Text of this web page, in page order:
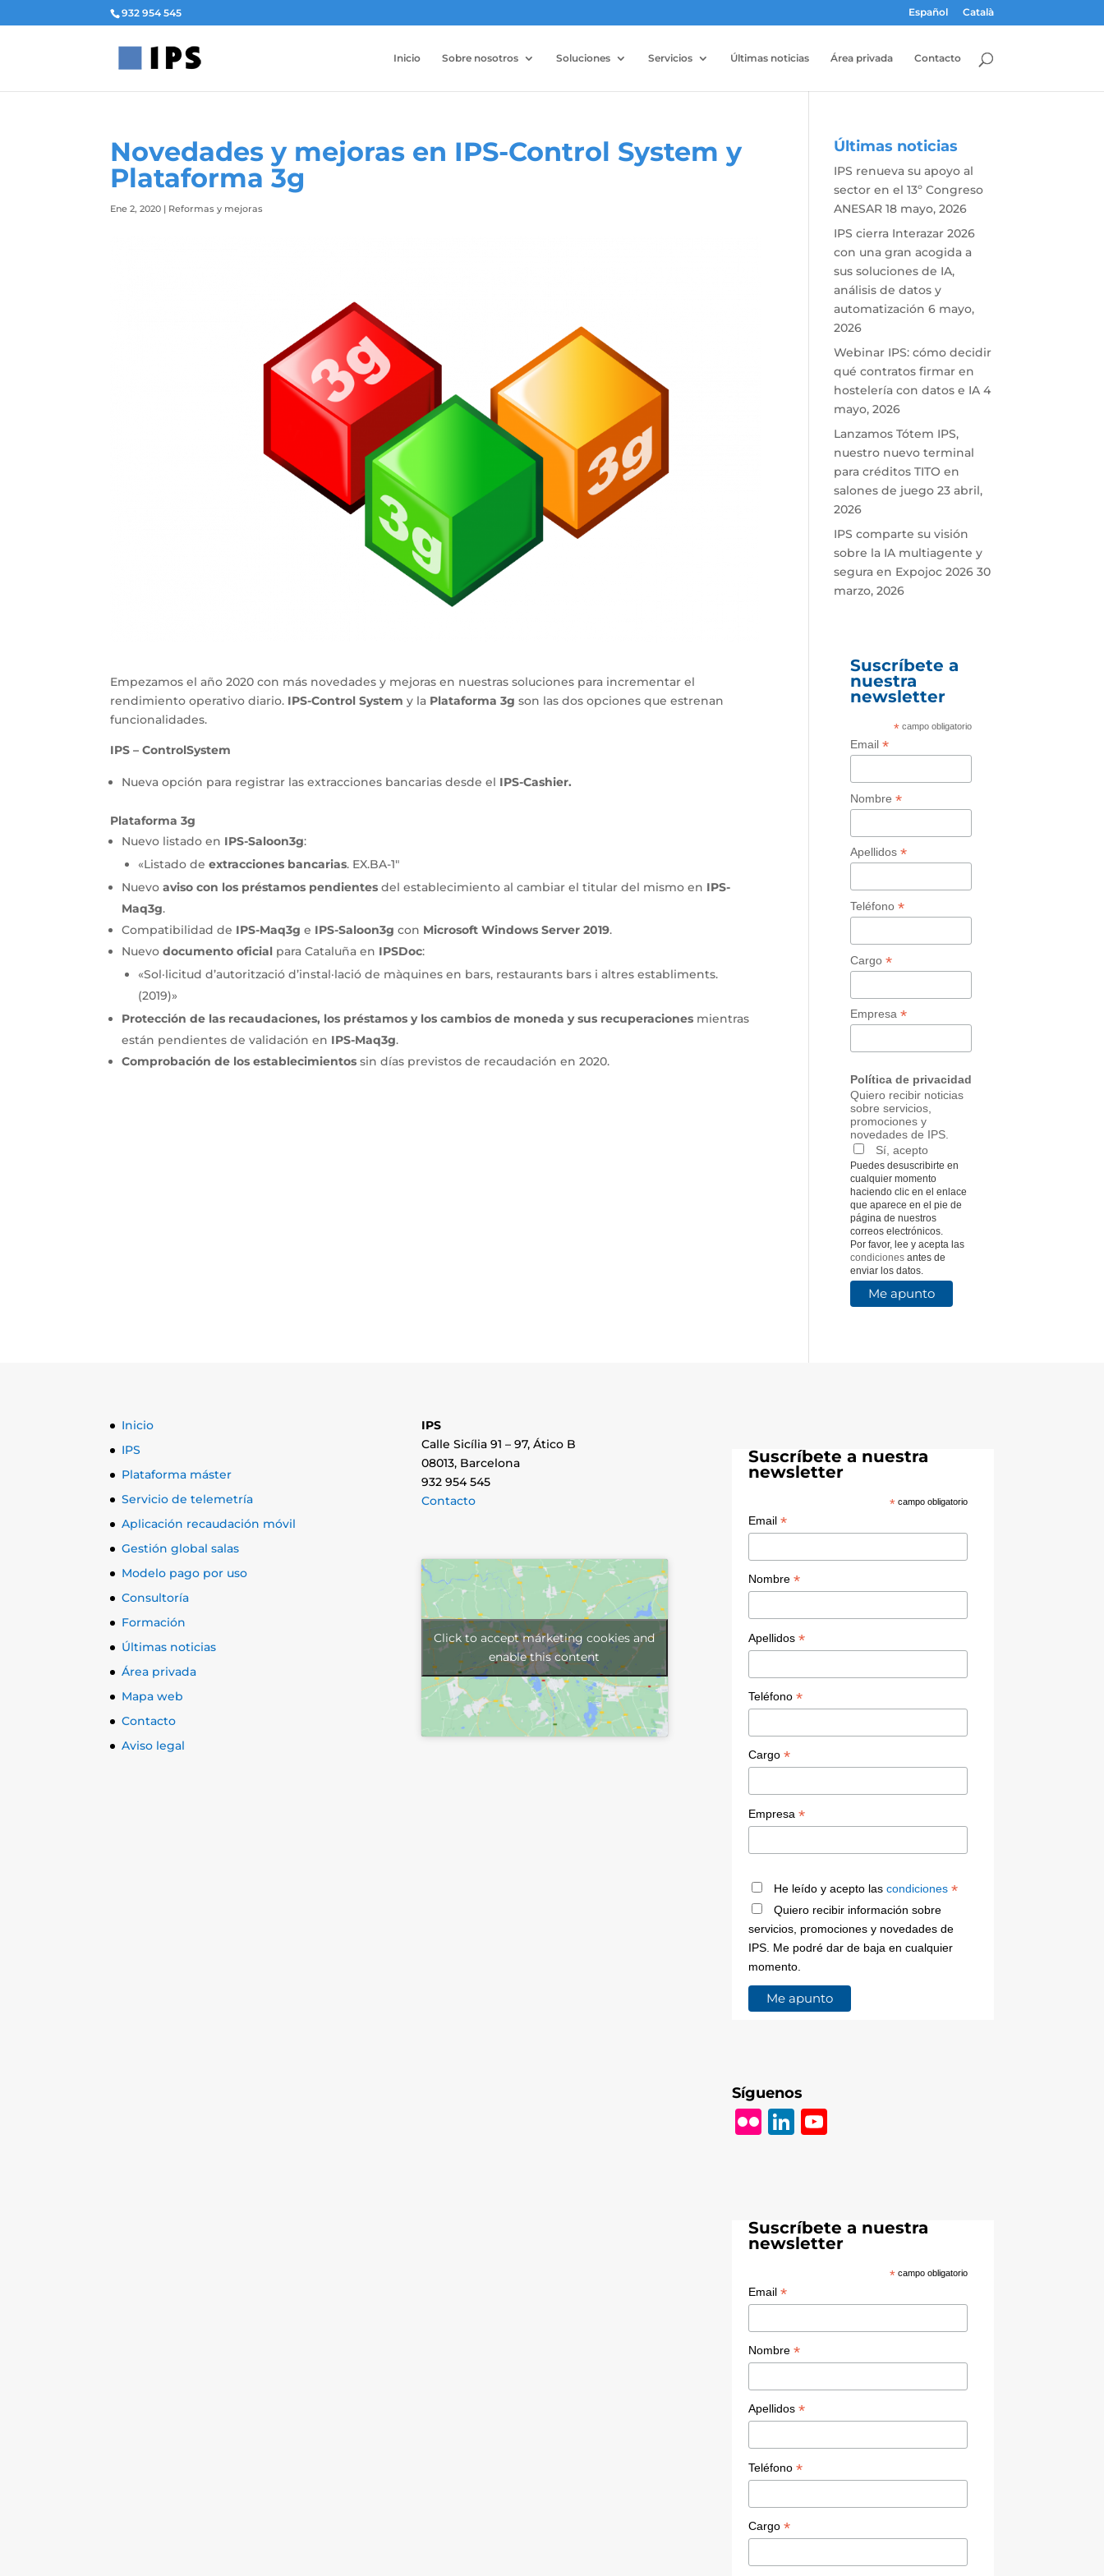
932 954 545 Español Català
Inicio Sobre nosotros Soluciones Servicios Últimas noticias Área privada Contacto
Novedades y mejoras en IPS-Control System y
Plataforma 3g
Ene 2, 2020 | Reformas y mejoras
Empezamos el año 2020 con más novedades y mejoras en nuestras soluciones para incrementar el
rendimiento operativo diario. IPS-Control System y la Plataforma 3g son las dos opciones que estrenan
funcionalidades.
IPS – ControlSystem
Nueva opción para registrar las extracciones bancarias desde el IPS-Cashier.
Plataforma 3g
Nuevo listado en IPS-Saloon3g:
«Listado deextracciones bancarias. EX.BA-1″
Nuevoaviso con los préstamos pendientes del establecimiento al cambiar el titular del mismo en IPS-
Maq3g.
Compatibilidad de IPS-Maq3g e IPS-Saloon3g con Microsoft Windows Server 2019.
Nuevodocumento oficial para Cataluña en IPSDoc:
«Sol·licitud d’autorització d’instal·lació de màquines en bars, restaurants bars i altres establiments.
(2019)»
Protección de las recaudaciones, los préstamos y los cambios de moneda y sus recuperaciones mientras
están pendientes de validación en IPS-Maq3g.
Comprobación de los establecimientos sin días previstos de recaudación en 2020.
Últimas noticias
IPS renueva su apoyo al
sector en el 13º Congreso
ANESAR 18 mayo, 2026
IPS cierra Interazar 2026
con una gran acogida a
sus soluciones de IA,
análisis de datos y
automatización 6 mayo,
2026
Webinar IPS: cómo decidir
qué contratos firmar en
hostelería con datos e IA 4
mayo, 2026
Lanzamos Tótem IPS,
nuestro nuevo terminal
para créditos TITO en
salones de juego 23 abril,
2026
IPS comparte su visión
sobre la IA multiagente y
segura en Expojoc 2026 30
marzo, 2026
Suscríbete a
nuestra
newsletter
* campo obligatorio
Email*
Nombre*
Apellidos*
Teléfono*
Cargo*
Empresa*
Política de privacidad
Quiero recibir noticias
sobre servicios,
promociones y
novedades de IPS.
Sí, acepto
Puedes desuscribirte en
cualquier momento
haciendo clic en el enlace
que aparece en el pie de
página de nuestros
correos electrónicos.
Por favor, lee y acepta las
condiciones antes de
enviar los datos.
Inicio
IPS
Plataforma máster
Servicio de telemetría
Aplicación recaudación móvil
Gestión global salas
Modelo pago por uso
Consultoría
Formación
Últimas noticias
Área privada
Mapa web
Contacto
Aviso legal
IPS
Calle Sicília 91 – 97, Ático B
08013, Barcelona
932 954 545
Contacto
Click to accept márketing cookies and
enable this content
Suscríbete a nuestra
newsletter
* campo obligatorio
Email *
Nombre *
Apellidos *
Teléfono *
Cargo *
Empresa *
He leído y acepto las condiciones *
Quiero recibir información sobre
servicios, promociones y novedades de
IPS. Me podré dar de baja en cualquier
momento.
Síguenos
Fl Li
dI
n
Y
u
b
C
h
a
n
Suscríbete a nuestra
newsletter
* campo obligatorio
Email *
Nombre *
Apellidos *
Teléfono *
Cargo *